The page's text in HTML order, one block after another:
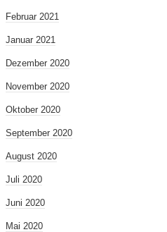
Februar 2021
Januar 2021
Dezember 2020
November 2020
Oktober 2020
September 2020
August 2020
Juli 2020
Juni 2020
Mai 2020